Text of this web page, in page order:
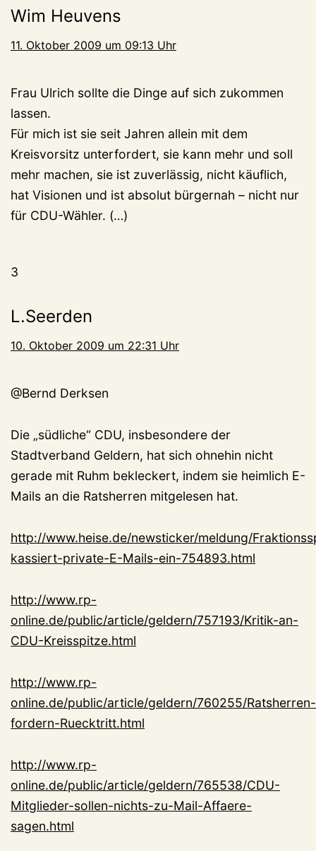
Wim Heuvens
11. Oktober 2009 um 09:13 Uhr
Frau Ulrich sollte die Dinge auf sich zukommen
lassen.
Für mich ist sie seit Jahren allein mit dem
Kreisvorsitz unterfordert, sie kann mehr und soll
mehr machen, sie ist zuverlässig, nicht käuflich,
hat Visionen und ist absolut bürgernah – nicht nur
für CDU-Wähler. (…)
3
L.Seerden
10. Oktober 2009 um 22:31 Uhr
@Bernd Derksen
Die „südliche“ CDU, insbesondere der
Stadtverband Geldern, hat sich ohnehin nicht
gerade mit Ruhm bekleckert, indem sie heimlich E-
Mails an die Ratsherren mitgelesen hat.
http://www.heise.de/newsticker/meldung/
kassiert-private-E-Mails-ein-754893.html
http://www.rp-
online.de/public/article/geldern/757193/Kritik-an-
CDU-Kreisspitze.html
http://www.rp-
online.de/public/article/geldern/760255/Ratsherren-
fordern-Ruecktritt.html
http://www.rp-
online.de/public/article/geldern/765538/CDU-
Mitglieder-sollen-nichts-zu-Mail-Affaere-
sagen.html